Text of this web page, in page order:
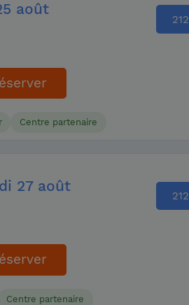
août
212
Centre partenaire
27 août
212
Centre partenaire